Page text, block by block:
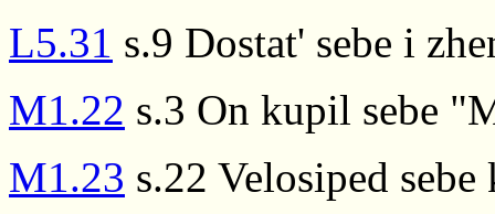
L5.31 s.9 Dostat' sebe i
M1.22 s.3 On kupil sebe
M1.23 s.22 Velosiped